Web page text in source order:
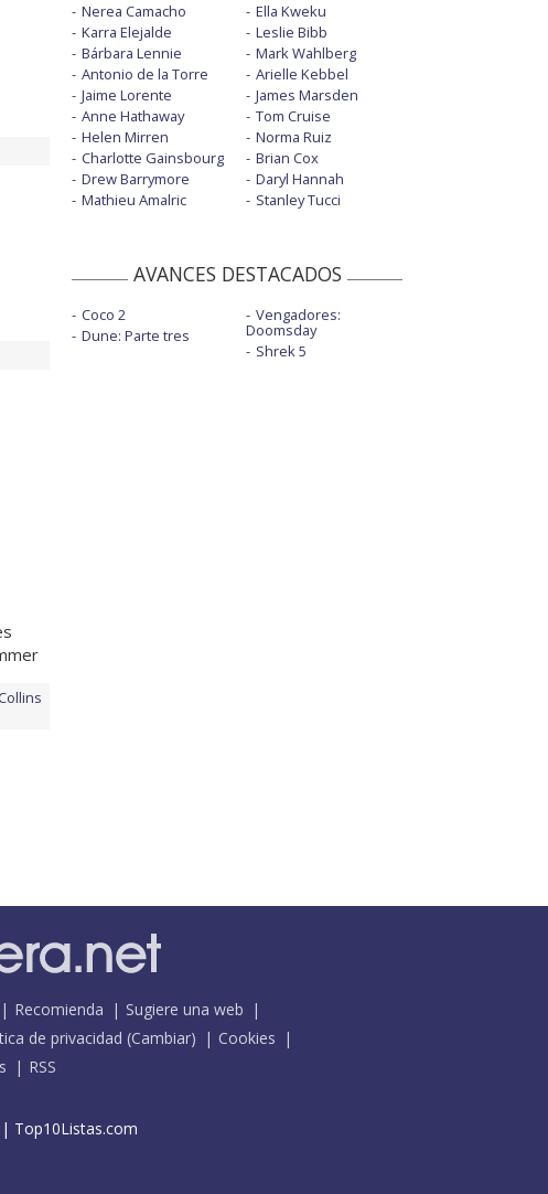
Nerea Camacho
Karra Elejalde
Bárbara Lennie
Antonio de la Torre
Jaime Lorente
Anne Hathaway
Helen Mirren
Charlotte Gainsbourg
Drew Barrymore
Mathieu Amalric
Ella Kweku
Leslie Bibb
Mark Wahlberg
Arielle Kebbel
James Marsden
Tom Cruise
Norma Ruiz
Brian Cox
Daryl Hannah
Stanley Tucci
AVANCES DESTACADOS
Coco 2
Dune: Parte tres
Vengadores:
Doomsday
Shrek 5
Recomienda
Sugiere una web
de privacidad (Cambiar)
Cookies
RSS
| Top10Listas.com